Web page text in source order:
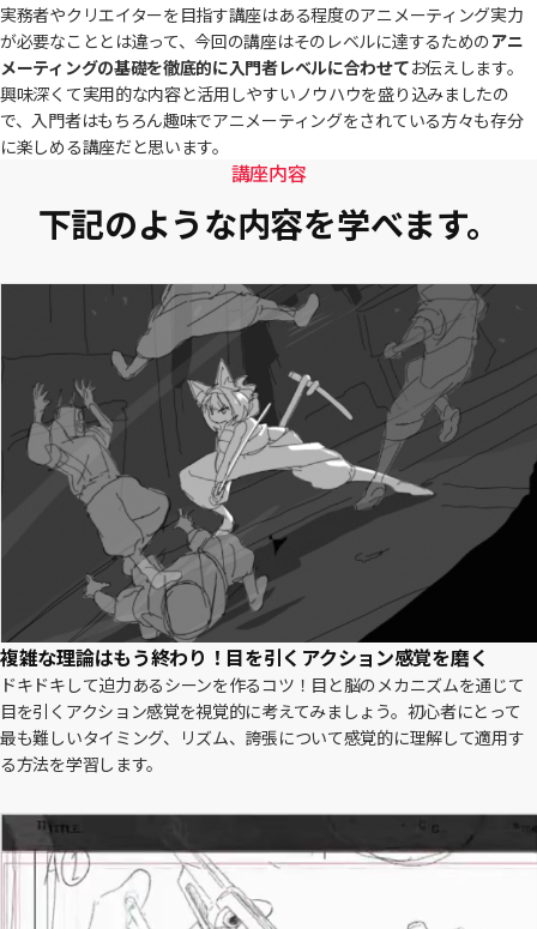
-もういっぽん！ OP 原画
-Stardust ゲーム Sprite ラフ
-お兄ちゃんはおしまい！ TVA 2Dワークス
-ソードアートオンライン オルタナティブ ガンゲイルオンライン2 TVA 原
画
-Maple Story Global 2023 PV 原画
実務者やクリエイターを目指す講座はある程度のアニメーティング実力
が必要なこととは違って、今回の講座はそのレベルに達するためのアニ
メーティングの基礎を徹底的に入門者レベルに合わせてお伝えします。
興味深くて実用的な内容と活用しやすいノウハウを盛り込みましたの
で、入門者はもちろん趣味でアニメーティングをされている方々も存分
に楽しめる講座だと思います。
講座内容
下記のような内容を学べます。
複雑な理論はもう終わり！目を引くアクション感覚を磨く
ドキドキして迫力あるシーンを作るコツ！目と脳のメカニズムを通じて
目を引くアクション感覚を視覚的に考えてみましょう。初心者にとって
最も難しいタイミング、リズム、誇張について感覚的に理解して適用す
る方法を学習します。